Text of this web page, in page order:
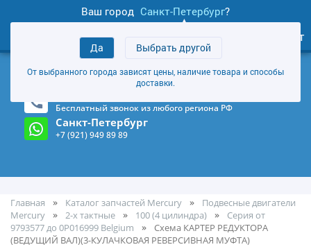
Ваш город Санкт-Петербург?
Да Выбрать другой
От выбранного города зависят цены, наличие товара и способы
доставки.
товаров
Личный кабинет
+7 (921) 949 89 89
Магазин и склад в Санкт-Петербурге (Карта)
Бесплатный звонок из любого региона РФ
Санкт-Петербург
+7 (921) 949 89 89
Главная Каталог запчастей Mercury
Подвесные двигатели
Mercury
2-х тактные 100 (4 цилиндра)
Серия от
9793577 до 0P016999 Belgium
Cхема КАРТЕР РЕДУКТОРА
(ВЕДУЩИЙ ВАЛ)(3-КУЛАЧКОВАЯ РЕВЕРСИВНАЯ МУФТА)